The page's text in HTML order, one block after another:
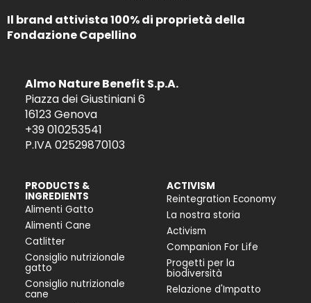
Il brand attivista 100% di proprietà della
Fondazione Capellino
Almo Nature Benefit S.p.A.
Piazza dei Giustiniani 6
16123 Genova
+39 010253541
P.IVA 02529870103
PRODUCTS &
INGREDIENTS
Alimenti Gatto
Alimenti Cane
Catlitter
Consiglio nutrizionale
gatto
Consiglio nutrizionale
cane
ACTIVISM
Reintegration Economy
La nostra storia
Activism
Companion For Life
Progetti per la
biodiversità
Relazione d'Impatto